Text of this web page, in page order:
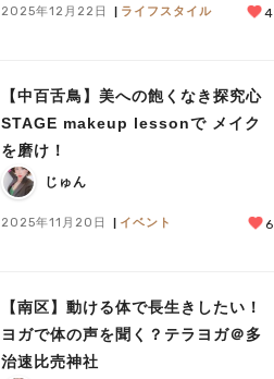
2025年12月22日 ライフスタイル 4
【中百舌鳥】美への飽くなき探究心
STAGE makeup lessonで メイク
を磨け！
じゅん
2025年11月20日 イベント 6
【南区】動ける体で長生きしたい！
ヨガで体の声を聞く？テラヨガ＠多
治速比売神社